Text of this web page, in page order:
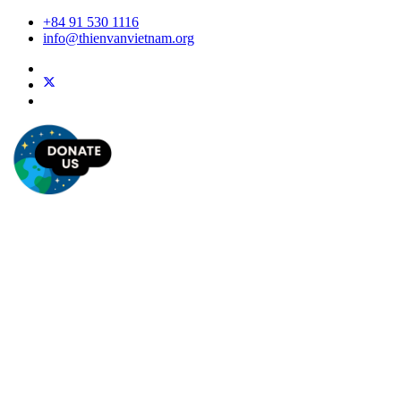
+84 91 530 1116
info@thienvanvietnam.org